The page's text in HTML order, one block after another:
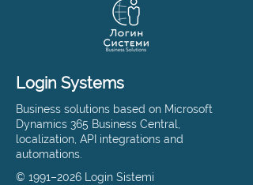
Login Systems
Business solutions based on Microsoft
Dynamics 365 Business Central,
localization, API integrations and
automations.
© 1991–2026 Login Sistemi